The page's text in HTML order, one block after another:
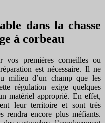
dans la chasse
à corbeau
vos premières corneilles ou
est nécessaire. Il ne
milieu d’un champ que les
régulation exige quelques
matériel approprié. En effet,
leur territoire et sont très
rendra encore plus méfiants.